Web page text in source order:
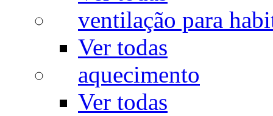
ventilação para
Ver todas
aquecimento
Ver todas